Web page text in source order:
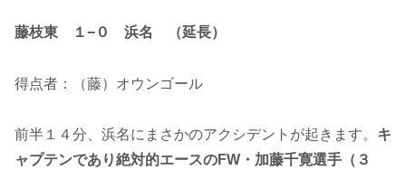
藤枝東 １−０ 浜名 （延長）
得点者：（藤）オウンゴール
前半１４分、浜名にまさかのアクシデントが起きます。 キ
ャプテンであり絶対的エースのFW・加藤千寛選手（３